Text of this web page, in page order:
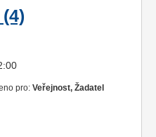
pro: Veřejnost, Žadatel